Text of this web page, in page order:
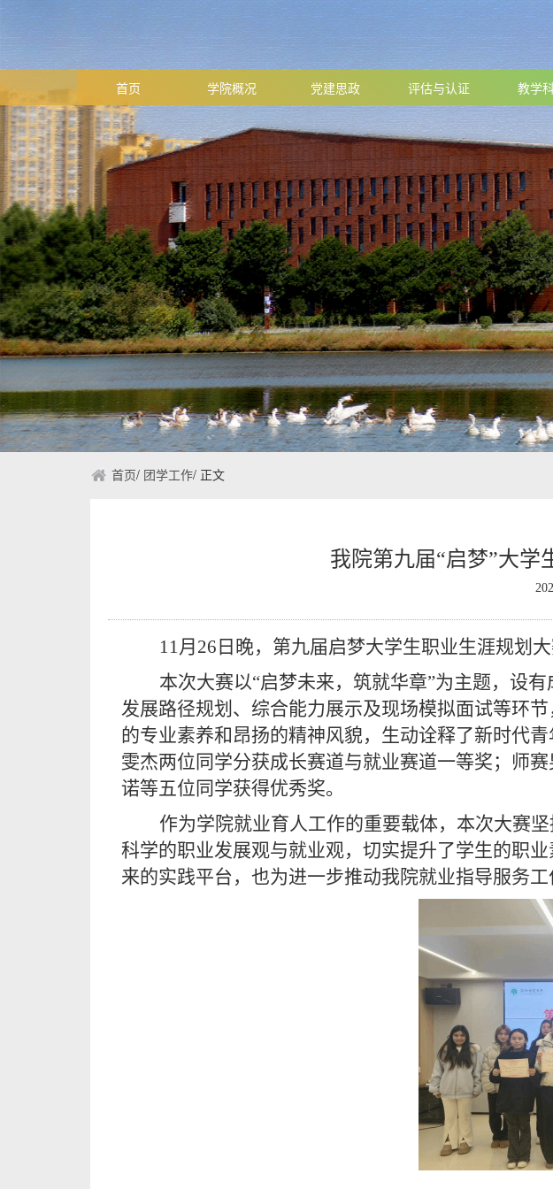
首页 学院概况 党建思政 评估与认证 教学
首页/ 团学工作/ 正文
我院第九届“启梦”大学
11月26日晚，第九届启梦大学生职业生涯规划
本次大赛以“启梦未来，筑就华章”为主题， 设有
发展路径规划、综合能力展示及现场模拟面试等环
的专业素养和昂扬的精神风貌，生动诠释了新时代
雯杰两位同学分获成长赛道与就业赛道一等奖；师
诺等五位同学获得优秀奖。
作为学院就业育人工作的重要载体，本次大赛
科学的职业发展观与就业观，切实提升了学生的职
来的实践平台，也为进一步推动我院就业指导服务